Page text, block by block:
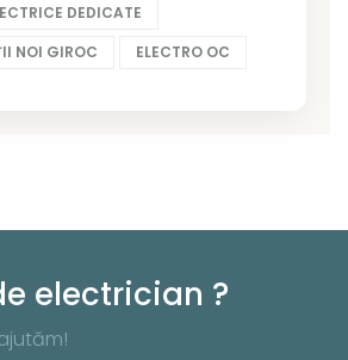
DEDICATE
NOI GIROC
ELECTRO OC
electrician ?